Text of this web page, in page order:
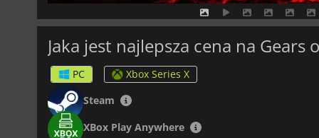
Jaka jest najlepsza cena na Gears
PC
Xbox Series X
Steam
XBox Play Anywhere